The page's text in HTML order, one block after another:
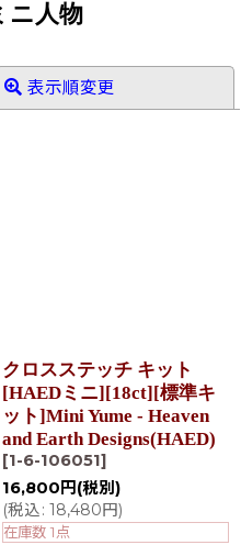
ニ人物
表示順変更
クロスステッチ キット
[HAEDミニ][18ct][標準キ
ット]Mini Yume - Heaven
and Earth Designs(HAED)
[1-6-106051]
16,800 円 (税別)
(税込: 18,480円)
在庫数 1点